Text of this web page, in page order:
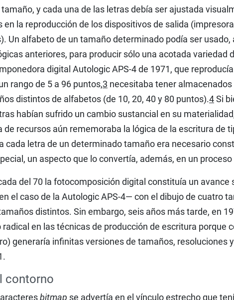
y cada una de las letras debía ser ajustada
la reproducción de los dispositivos de salida
Un alfabeto de un tamaño determinado podía ser usado,
anteriores, para producir sólo una acotada variedad
digital Autologic APS-4 de 1971, que
rango de 5 a 96 puntos,3 necesitaba tener almacenados
distintos de alfabetos (de 10, 20, 40 y 80 puntos).4Si
habían sufrido un cambio sustancial en su
de recursos aún rememoraba la lógica de la escritura de
cada letra de un determinado tamaño era necesario
un aspecto que lo convertía, además, en un
del 70 la fotocomposición digital constituía un avance
el caso de la Autologic APS-4— con el dibujo de cuatro
distintos. Sin embargo, seis años más tarde, en
en las técnicas de producción de escritura porque
generaría infinitas versiones de tamaños, resoluciones
contorno
bitmap se advertía en el vínculo estrecho que